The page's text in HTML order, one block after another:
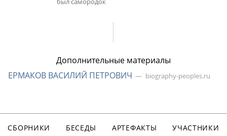
Дополнительные материалы
ЕРМАКОВ ВАСИЛИЙ ПЕТРОВИЧ
biography-peoples.ru
СБОРНИКИ БЕСЕДЫ АРТЕФАКТЫ
УЧАСТНИКИ